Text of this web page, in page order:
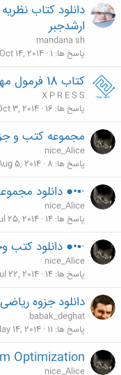
دانلود کتاب
ارشدجبر
mandana sh
پاسخ ها 1
Oct 14, 2014
کتاب 18 فرمول مهم انتگرال
X P R E S S
پاسخ ها 16
3, 2014
مجموعه کتب و
nice_Alice
پاسخ ها 8
5, 2014
·▪•● دانلود
nice_Alice
پاسخ ها 14
25, 2014
·▪•● دانلود کتب
nice_Alice
پاسخ ها 14
22, 2014
دانلود جزوه ریاضی 1 و 2 دانشگاه صنعتی شریف
babak_deghat
پاسخ ها 11
14, 2014
Optimization
nice_Alice